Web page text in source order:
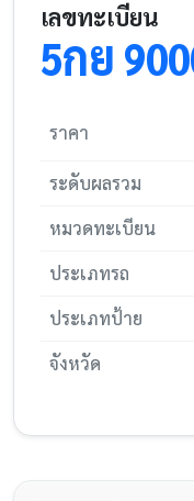
เลขทะเบียน
5กย
ราคา
ระดับผลรวม
หมวดทะเบียน
ประเภทรถ
ประเภทป้าย
จังหวัด